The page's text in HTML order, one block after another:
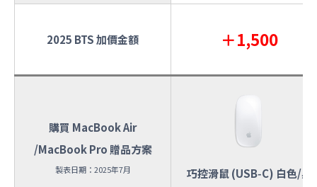
2025 BTS 加價金額 ＋1,500
購買 MacBook Air
/MacBook Pro 贈品方案
製表日期：2025年7月
巧控滑鼠 (USB‑C) 白色/黑